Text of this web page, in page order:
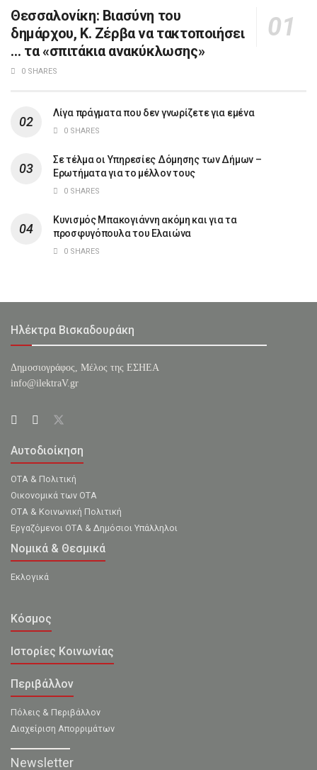
Θεσσαλονίκη: Βιασύνη του
δημάρχου, Κ. Ζέρβα να τακτοποιήσει
… τα «σπιτάκια ανακύκλωσης»
0 SHARES
Λίγα πράγματα που δεν γνωρίζετε για εμένα
0 SHARES
Σε τέλμα οι Υπηρεσίες Δόμησης των Δήμων –
Ερωτήματα για το μέλλον τους
0 SHARES
Κυνισμός Μπακογιάννη ακόμη και για τα
προσφυγόπουλα του Ελαιώνα
0 SHARES
Ηλέκτρα Βισκαδουράκη
Δημοσιογράφος, Μέλος της ΕΣHΕΑ
info@ilektraV.gr
Αυτοδιοίκηση
ΟΤΑ & Πολιτική
Οικονομικά των ΟΤΑ
ΟΤΑ & Κοινωνική Πολιτική
Εργαζόμενοι ΟΤΑ & Δημόσιοι Υπάλληλοι
Νομικά & Θεσμικά
Εκλογικά
Κόσμος
Ιστορίες Κοινωνίας
Περιβάλλον
Πόλεις & Περιβάλλον
Διαχείριση Απορριμάτων
Newsletter